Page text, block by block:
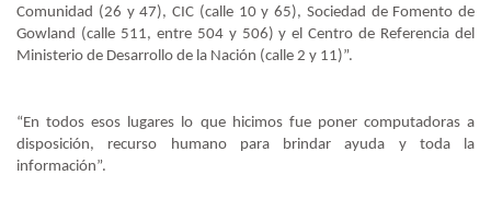
Comunidad (26 y 47), CIC (calle 10 y 65), Sociedad de Fomento de
Gowland (calle 511, entre 504 y 506) y el Centro de Referencia del
Ministerio de Desarrollo de la Nación (calle 2 y 11)”.
“En todos esos lugares lo que hicimos fue poner computadoras a
disposición, recurso humano para brindar ayuda y toda la
información”.